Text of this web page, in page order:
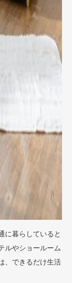
に暮らしていると
ルやショールーム
、できるだけ生活